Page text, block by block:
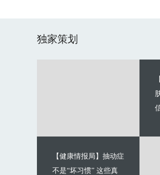
独家策划
【健康情报局】抽动症
不是“坏习惯” 这些真